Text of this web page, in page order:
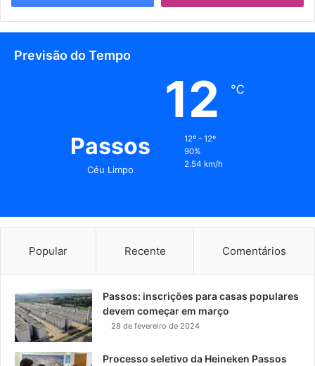
Previsão do Tempo
Passos
Céu Limpo
12 ℃
12º - 12º
90%
2.54 km/h
Popular Recente Comentários
Passos: inscrições para casas populares
devem começar em março
28 de fevereiro de 2024
Processo seletivo da Heineken Passos